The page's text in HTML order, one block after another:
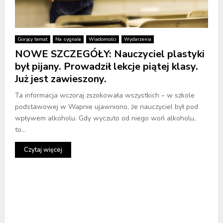
Gorący temat Na sygnale Wiadomości Wydarzenia
NOWE SZCZEGÓŁY: Nauczyciel plastyki
był pijany. Prowadził lekcje piątej klasy.
Już jest zawieszony.
Ta informacja wczoraj zszokowała wszystkich – w szkole
podstawowej w Wapnie ujawniono, że nauczyciel był pod
wpływem alkoholu. Gdy wyczuto od niego woń alkoholu,
to...
Czytaj więcej